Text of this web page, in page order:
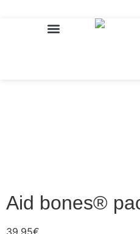
Aid bones®
39,95€